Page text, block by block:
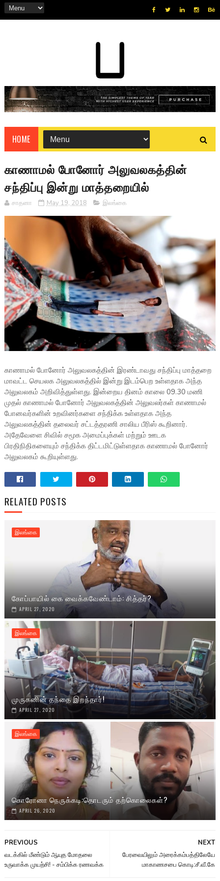
HOME
காணாமல் போனோர் அலுவலகத்தின்
சந்திப்பு இன்று மாத்தறையில்
சாதனா May 19, 2018 இலங்கை
காணாமல் போனோர் அலுவலகத்தின் இரண்டாவது சந்திப்பு மாத்தறை
மாவட்ட செயலக அலுவலகத்தில் இன்று இடம்பெற உள்ளதாக அந்த
அலுவலகம் அறிவித்துள்ளது. இன்றைய தினம் காலை 09.30 மணி
முதல் காணாமல் போனோர் அலுவலகத்தின் அலுவலர்கள் காணாமல்
போனவர்களின் உறவினர்களை சந்திக்க உள்ளதாக அந்த
அலுவலகத்தின் தலைவர் சட்டத்தரணி சாலிய பீரிஸ் கூறினார்.
அதேவேளை சிவில் சமூக அமைப்புக்கள் மற்றும் ஊடக
பிரதிநிதிகளையும் சந்திக்க திட்டமிட்டுள்ளதாக காணாமல் போனோர்
அலுவலகம் கூறியுள்ளது.
RELATED POSTS
இலங்கை
கோப்பாயில் கை வைக்கவேண்டாம்: சித்தர்?
APRIL 27, 2020
இலங்கை
முருகனின் தந்தை இறந்தார்!
APRIL 27, 2020
இலங்கை
கொரோனா நெருக்கடி:தொடரும் தற்கொலைகள்?
APRIL 26, 2020
NEXT
பேரவையிலும் அரைக்கம்பத்திலேயே
மாகாணசபை கொடி:சீ.வீ.கே
PREVIOUS
வடக்கில் மீண்டும் ஆயுத மோதலை
உருவாக்க முயற்சி! - சம்பிக்க ரணவக்க